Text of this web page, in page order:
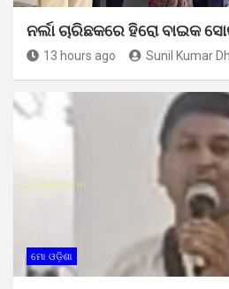
ନର୍ଲା ଚାରିଛକରେ ହିରୋ ବାଇକ
13 hours ago Sunil Kumar
ମୋ ଓଡ଼ିଶା